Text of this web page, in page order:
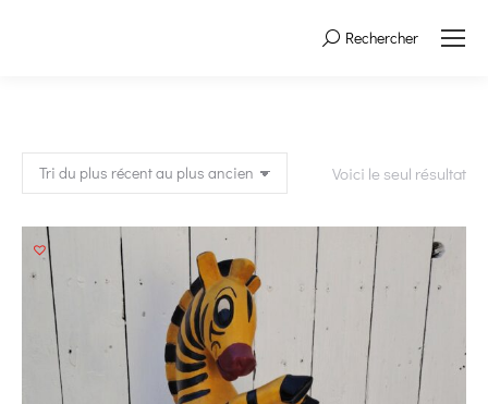
Search:Rechercher
Voici le seul résultat